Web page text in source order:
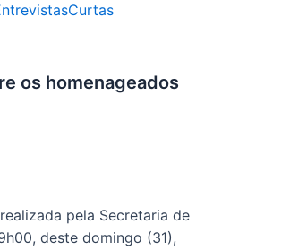
Curtas
os homenageados
pela Secretaria de
deste domingo (31),